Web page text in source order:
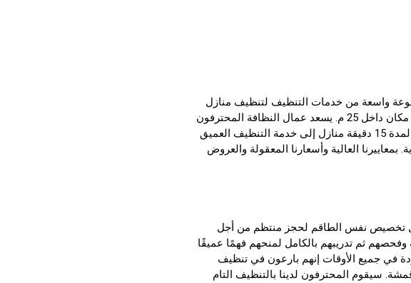
واسعة من خدمات التنظيف لتنظيف منازل
في جميع أنحاء الكويت وفي أي مكان داخل 25 م. يسعد عمال النظافة المحترفون
لدينا بتولي جميع أنواع الوظائف ، بدءًا من العلاج الفوري السريع لمدة 15 دقيقة منازل إلى خدمة التنظيف العميق
العالية وأسعارنا المعقولة والعروض
تخصيص نفس الطاقم لحجز منتظم من أجل
وفحصهم ثم تدريبهم بالكامل لمنحهم فهمًا عميقًا
في جميع الأوقات إنهم بارعون في تنظيف
سيقوم المحترفون لدينا بالتنظيف التام